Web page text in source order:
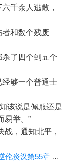
千余人逃散，
和数个残废
了四个到五个
够一个普通士
该说是佩服还是
易举。”
战，通知北平，
伦炎汉第55章 后妈许诺